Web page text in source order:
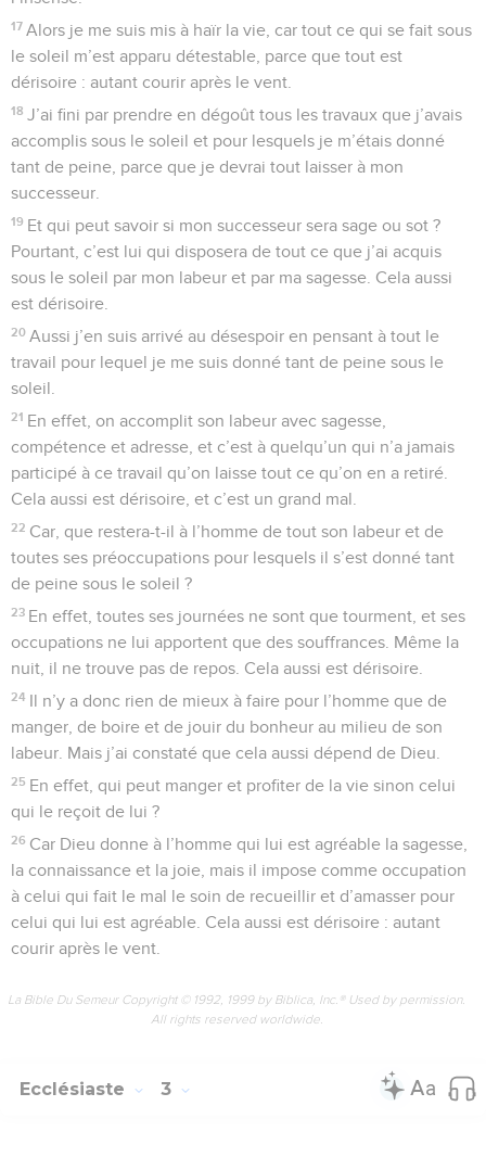
17 Alors je me suis mis à haïr la vie, car tout ce qui se fait sous
le soleil m’est apparu détestable, parce que tout est
dérisoire : autant courir après le vent.
18 J’ai fini par prendre en dégoût tous les travaux que j’avais
accomplis sous le soleil et pour lesquels je m’étais donné
tant de peine, parce que je devrai tout laisser à mon
successeur.
19 Et qui peut savoir si mon successeur sera sage ou sot ?
Pourtant, c’est lui qui disposera de tout ce que j’ai acquis
sous le soleil par mon labeur et par ma sagesse. Cela aussi
est dérisoire.
20 Aussi j’en suis arrivé au désespoir en pensant à tout le
travail pour lequel je me suis donné tant de peine sous le
soleil.
21 En effet, on accomplit son labeur avec sagesse,
compétence et adresse, et c’est à quelqu’un qui n’a jamais
participé à ce travail qu’on laisse tout ce qu’on en a retiré.
Cela aussi est dérisoire, et c’est un grand mal.
22 Car, que restera-t-il à l’homme de tout son labeur et de
toutes ses préoccupations pour lesquels il s’est donné tant
de peine sous le soleil ?
23 En effet, toutes ses journées ne sont que tourment, et ses
occupations ne lui apportent que des souffrances. Même la
nuit, il ne trouve pas de repos. Cela aussi est dérisoire.
24 Il n’y a donc rien de mieux à faire pour l’homme que de
manger, de boire et de jouir du bonheur au milieu de son
labeur. Mais j’ai constaté que cela aussi dépend de Dieu.
25 En effet, qui peut manger et profiter de la vie sinon celui
qui le reçoit de lui ?
26 Car Dieu donne à l’homme qui lui est agréable la sagesse,
la connaissance et la joie, mais il impose comme occupation
à celui qui fait le mal le soin de recueillir et d’amasser pour
celui qui lui est agréable. Cela aussi est dérisoire : autant
courir après le vent.
La Bible Du Semeur Copyright © 1992, 1999 by Biblica, Inc.® Used by permission.
All rights reserved worldwide.
Ecclésiaste 3